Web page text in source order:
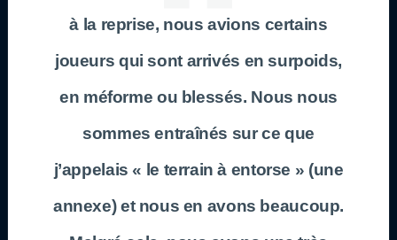
à la reprise, nous avions certains
joueurs qui sont arrivés en surpoids,
en méforme ou blessés. Nous nous
sommes entraînés sur ce que
j’appelais « le terrain à entorse » (une
annexe) et nous en avons beaucoup.